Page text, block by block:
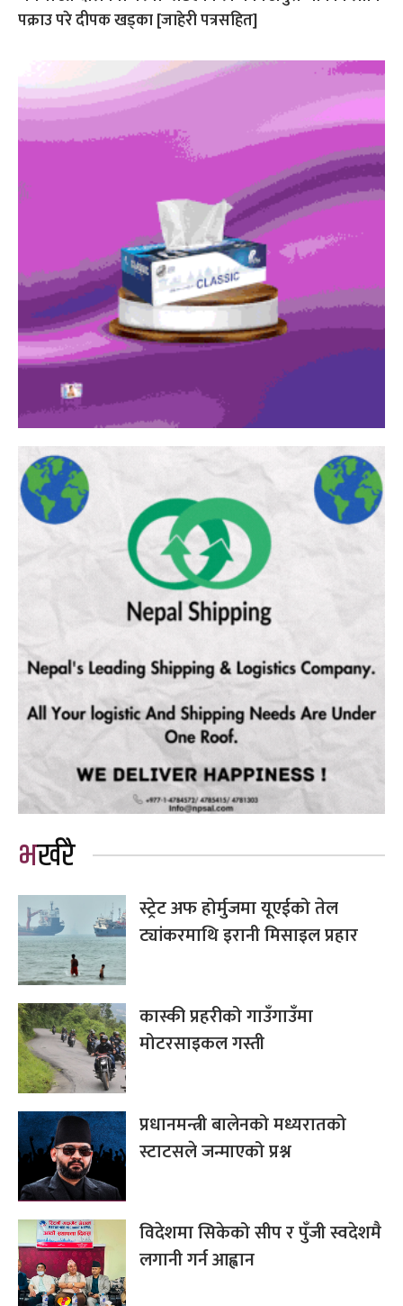
पक्राउ परे दीपक खड्का [जाहेरी पत्रसहित]
भर्खरै
स्ट्रेट अफ होर्मुजमा यूएईको तेल
ट्यांकरमाथि इरानी मिसाइल प्रहार
कास्की प्रहरीको गाउँगाउँमा
मोटरसाइकल गस्ती
प्रधानमन्त्री बालेनको मध्यरातको
स्टाटसले जन्माएको प्रश्न
विदेशमा सिकेको सीप र पुँजी स्वदेशमै
लगानी गर्न आह्वान